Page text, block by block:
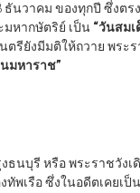
ธันวาคม ของทุกปี ซึ่งตร
มหากษัตริย์ เป็น “วันสมเ
รียังมีมติให้ถวาย พระ
นมหาราช”
ธนบุรี หรือ พระราชวัง
ทัพเรือ ซึ่งในอดีตเคยเ